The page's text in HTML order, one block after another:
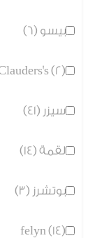
بيسو (6)
(2)
سيزر (41)
لقمة (14)
بوتشرز (3)
felyn (14)